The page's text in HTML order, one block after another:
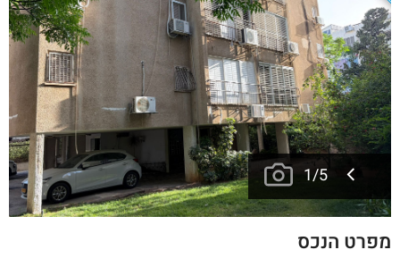
1/5
מפרט הנכס